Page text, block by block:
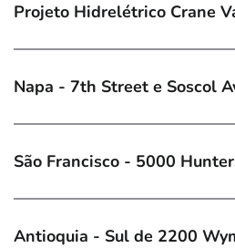
Projeto Hidrelétrico Crane
Napa - 7th Street e Soscol
São Francisco - 5000
Antioquia - Sul de 2200